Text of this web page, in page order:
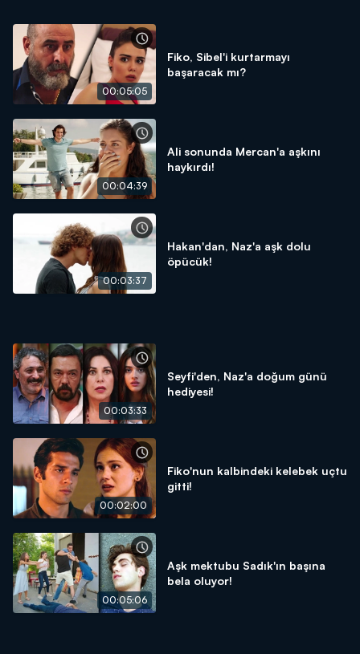
00:05:05
Fiko, Sibel'i kurtarmayı
başaracak mı?
00:04:39
Ali sonunda Mercan'a aşkını
haykırdı!
00:03:37
Hakan'dan, Naz'a aşk dolu
öpücük!
00:03:33
Seyfi'den, Naz'a doğum günü
hediyesi!
00:02:00
Fiko'nun kalbindeki kelebek uçtu
gitti!
00:05:06
Aşk mektubu Sadık'ın başına
bela oluyor!